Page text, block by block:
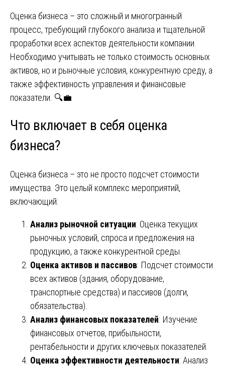
Оценка бизнеса – это сложный и многогранный
процесс, требующий глубокого анализа и тщательной
проработки всех аспектов деятельности компании.
Необходимо учитывать не только стоимость основных
активов, но и рыночные условия, конкурентную среду, а
также эффективность управления и финансовые
показатели. 🔍💼
Что включает в себя оценка
бизнеса?
Оценка бизнеса – это не просто подсчет стоимости
имущества. Это целый комплекс мероприятий,
включающий:
Анализ рыночной ситуации: Оценка текущих
рыночных условий, спроса и предложения на
продукцию, а также конкурентной среды.
Оценка активов и пассивов: Подсчет стоимости
всех активов (здания, оборудование,
транспортные средства) и пассивов (долги,
обязательства).
Анализ финансовых показателей: Изучение
финансовых отчетов, прибыльности,
рентабельности и других ключевых показателей.
Оценка эффективности деятельности: Анализ